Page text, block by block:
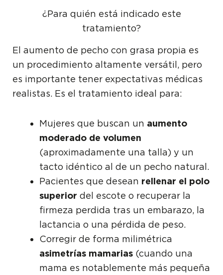
¿Para quién está indicado este
tratamiento?
El aumento de pecho con grasa propia es
un procedimiento altamente versátil, pero
es importante tener expectativas médicas
realistas. Es el tratamiento ideal para:
Mujeres que buscan un aumento
moderado de volumen
(aproximadamente una talla) y un
tacto idéntico al de un pecho natural.
Pacientes que desean rellenar el polo
superior del escote o recuperar la
firmeza perdida tras un embarazo, la
lactancia o una pérdida de peso.
Corregir de forma milimétrica
asimetrías mamarias (cuando una
mama es notablemente más pequeña